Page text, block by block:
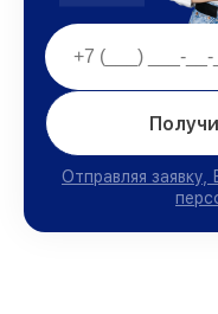
Отправляя